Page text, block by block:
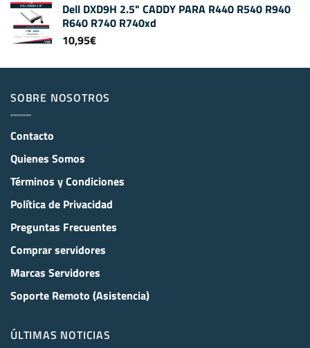
Dell DXD9H 2.5" CADDY PARA R440 R540 R940
R640 R740 R740xd
10,95€
SOBRE NOSOTROS
Contacto
Quienes Somos
Términos y Condiciones
Política de Privacidad
Preguntas Frecuentes
Comprar servidores
Marcas Servidores
Soporte Remoto (Asistencia)
ÚLTIMAS NOTICIAS